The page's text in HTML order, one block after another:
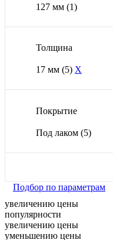
127 мм (1)
Толщина
17 мм (5) X
Покрытие
Под лаком (5)
Подбор по параметрам
увеличению цены
популярности
увеличению цены
уменьшению цены